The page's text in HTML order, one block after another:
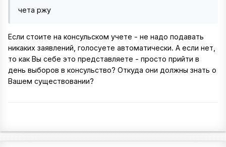
чета ржу
Если стоите на консульском учете - не надо подавать
никаких заявлений, голосуете автоматически. А если нет,
то как Вы себе это представляете - просто прийти в
день выборов в консульство? Откуда они должны знать о
Вашем существовании?